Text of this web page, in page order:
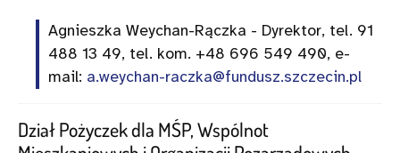
Agnieszka Weychan-Rączka - Dyrektor, tel. 91
488 13 49, tel. kom. +48 696 549 490, e-
mail: a.weychan-raczka@fundusz.szczecin.pl
Dział Pożyczek dla MŚP, Wspólnot